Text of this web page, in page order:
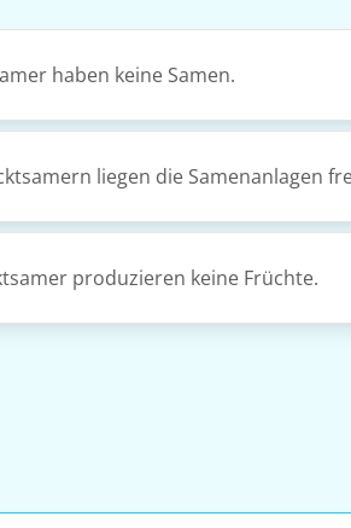
haben keine Samen.
liegen die Samenanlagen
produzieren keine Früchte.